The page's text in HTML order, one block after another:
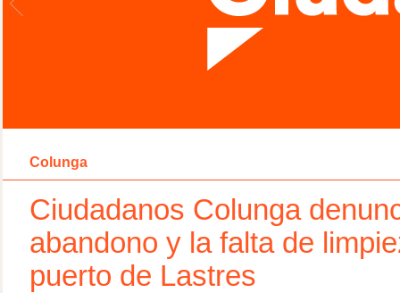
Colunga
Ciudadanos Colunga
abandono y la falta de
puerto de Lastres